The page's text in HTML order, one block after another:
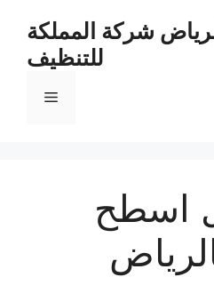
شركة المملكة
للتنظيف
القائمة
اسطح